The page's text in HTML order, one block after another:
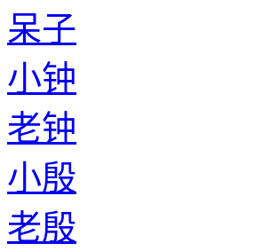
呆子
小钟
老钟
小殷
老殷